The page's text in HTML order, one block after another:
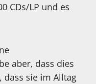
CDs/LP und es
aber, dass dies
sie im Alltag